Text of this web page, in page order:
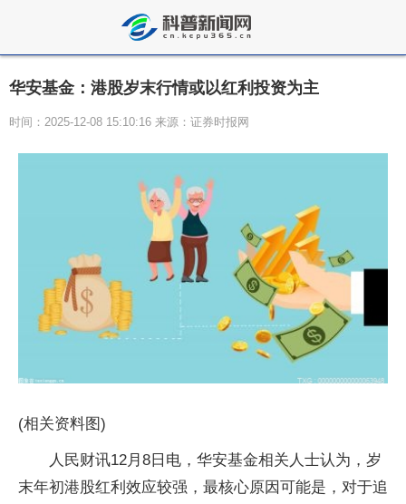
华安基金：港股岁末行情或以红利投资为主
时间：2025-12-08 15:10:16 来源：证券时报网
(相关资料图)
人民财讯12月8日电，华安基金相关人士认为，岁
末年初港股红利效应较强，最核心原因可能是，对于追